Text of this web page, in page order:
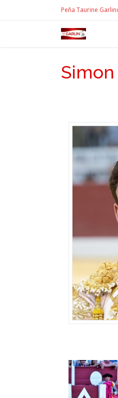
Peña Taurine
Simon